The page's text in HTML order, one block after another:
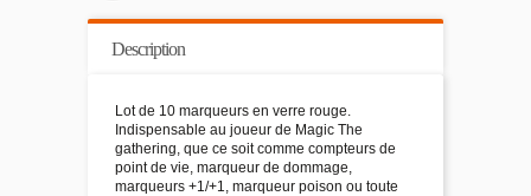
Description
Lot de 10 marqueurs en verre rouge.
Indispensable au joueur de Magic The
gathering, que ce soit comme compteurs de
point de vie, marqueur de dommage,
marqueurs +1/+1, marqueur poison ou toute